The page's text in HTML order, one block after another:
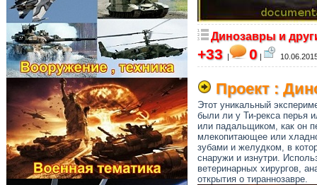
Динозавры и
+33 | 0 |
Проект :
Этот уникальный
были ли у Ти-рекса перья
или падальщиком, как он
млекопитающее или
зубами и желудком, в
снаружи и изнутри.
ветеринарных хирургов,
открытия о тираннозавре.